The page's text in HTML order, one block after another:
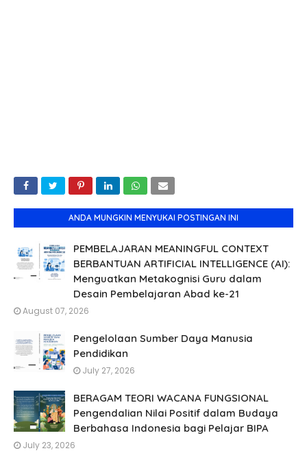
ANDA MUNGKIN MENYUKAI POSTINGAN INI
PEMBELAJARAN MEANINGFUL CONTEXT
BERBANTUAN ARTIFICIAL INTELLIGENCE (AI):
Menguatkan Metakognisi Guru dalam
Desain Pembelajaran Abad ke-21
August 07, 2026
Pengelolaan Sumber Daya Manusia
Pendidikan
July 27, 2026
BERAGAM TEORI WACANA FUNGSIONAL
Pengendalian Nilai Positif dalam Budaya
Berbahasa Indonesia bagi Pelajar BIPA
July 23, 2026